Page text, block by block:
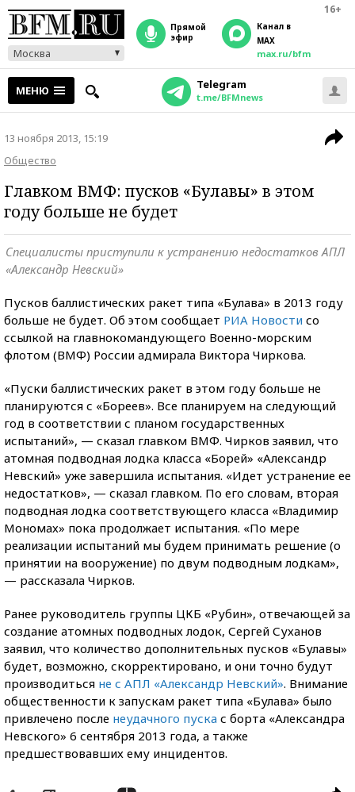
16+
Москва
прямой
эфир
Канал в
MAX
max.ru/bfm
МЕНЮ Telegram
t.me/BFMnews
13 ноября 2013, 15:19
Общество
Главком ВМФ: пусков «Булавы» в этом
году больше не будет
Специалисты приступили к устранению недостатков АПЛ
«Александр Невский»
Пусков баллистических ракет типа «Булава» в 2013 году
больше не будет. Об этом сообщает РИА Новости со
ссылкой на главнокомандующего Военно-морским
флотом (ВМФ) России адмирала Виктора Чиркова.
«Пуски баллистических ракет в этом году больше не
планируются с «Бореев». Все планируем на следующий
год в соответствии с планом государственных
испытаний», — сказал главком ВМФ. Чирков заявил, что
атомная подводная лодка класса «Борей» «Александр
Невский» уже завершила испытания. «Идет устранение ее
недостатков», — сказал главком. По его словам, вторая
подводная лодка соответствующего класса «Владимир
Мономах» пока продолжает испытания. «По мере
реализации испытаний мы будем принимать решение (о
принятии на вооружение) по двум подводным лодкам»,
— рассказала Чирков.
Ранее руководитель группы ЦКБ «Рубин», отвечающей за
создание атомных подводных лодок, Сергей Суханов
заявил, что количество дополнительных пусков «Булавы»
будет, возможно, скорректировано, и они точно будут
производиться не с АПЛ «Александр Невский». Внимание
общественности к запускам ракет типа «Булава» было
привлечено после неудачного пуска с борта «Александра
Невского» 6 сентября 2013 года, а также
предшествовавших ему инцидентов.